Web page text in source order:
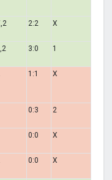
2:2 X
3:0 1
1:1 X
0:3 2
0:0 X
0:0 X